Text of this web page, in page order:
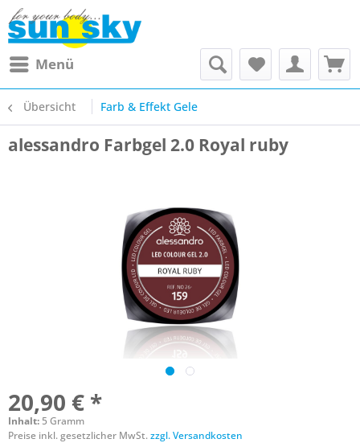
Menü
Übersicht Farb & Effekt Gele
alessandro Farbgel 2.0 Royal ruby
20,90 € *
Inhalt: 5 Gramm
Preise inkl. gesetzlicher MwSt.zzgl. Versandkosten